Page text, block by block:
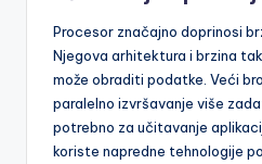
Procesor značajno doprinosi
Njegova arhitektura i brzina
može obraditi podatke. Veći
paralelno izvršavanje više
potrebno za učitavanje
koriste napredne tehnologije